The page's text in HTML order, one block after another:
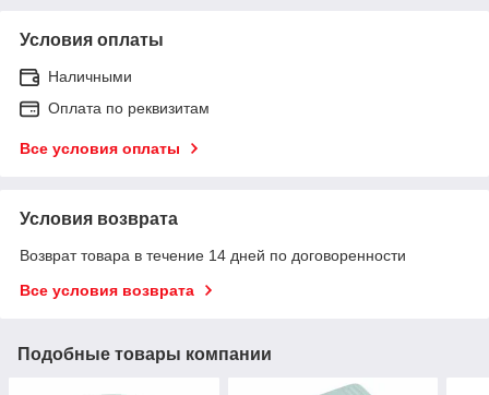
Условия оплаты
Наличными
Оплата по реквизитам
Все условия оплаты
Условия возврата
Возврат товара в течение 14 дней по договоренности
Все условия возврата
Подобные товары компании